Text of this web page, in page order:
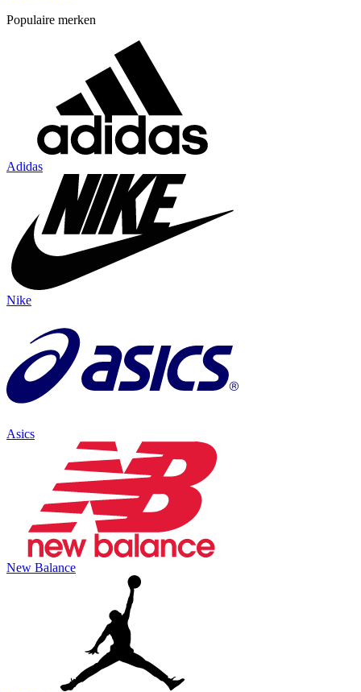
Populaire merken
Adidas
Nike
Asics
New Balance